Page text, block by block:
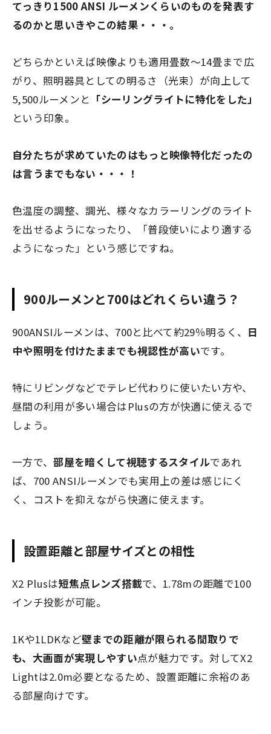
てっきり1500 ANSI ルーメンくらいのものを発表す
るのかと思いきやこの結果・・・。
どちらかといえば映像よりも適用畳数～14畳まで広
がり、照明器具としての明るさ（光束）が向上して
5,500ルーメンと 「シーリングライトに特化をした」
という印象。
自分たちが求めていたのはもっと映像特化だったの
は言うまでもない・・・！
色温度の調整、調光、様々なカラーリングのライト
を出せるようになったり、「普段使いにより適する
ようになった」という感じですね。
900ルーメンと700はどれくらい違う？
900ANSIルーメンは、700と比べて約29％明るく、 日
中や照明を付けたままでも視認性が高いです。
特にリビングなどでテレビ代わりに使いたい方や、
昼間の利用が多い場合はPlusの方が快適に使えるで
しょう。
一方で、部屋を暗くして視聴するスタイルであれ
ば、700 ANSIルーメンでも実用上の差は感じにく
く、コストを抑えながら快適に使えます。
設置距離と部屋サイズとの相性
X2 Plusは短焦点レンズ搭載で、1.78mの距離で100
インチ投影が可能。
1Kや1LDKなど壁までの距離が限られる間取りで
も、大画面が実現しやすい点が魅力です。対してX2
Lightは2.0m必要となるため、設置距離に余裕のあ
る部屋向けです。